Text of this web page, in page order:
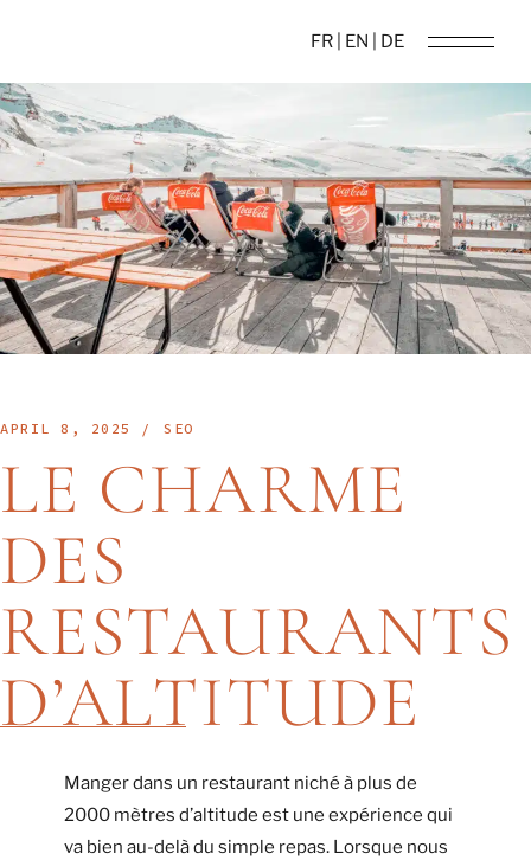
FR | EN | DE
APRIL 8, 2025 SEO
LE CHARME
DES
RESTAURANTS
D’ALTITUDE
Manger dans un restaurant niché à plus de
2000 mètres d’altitude est une expérience qui
va bien au-delà du simple repas. Lorsque nous